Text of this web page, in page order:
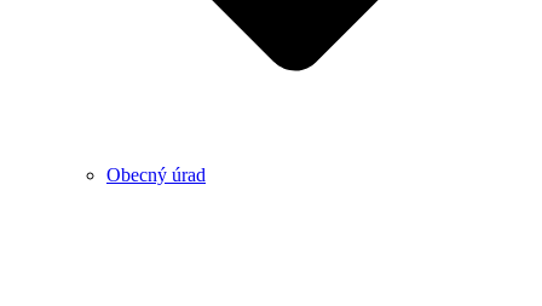
Obecný úrad